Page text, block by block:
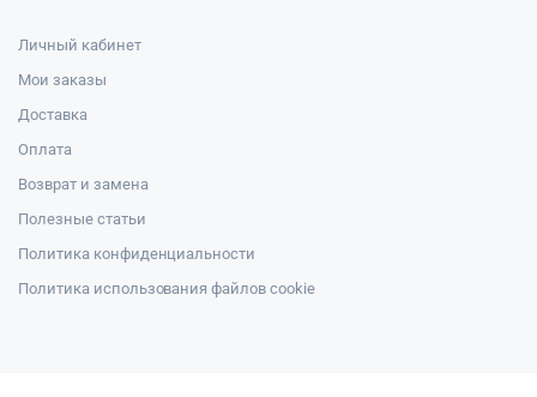
Личный кабинет
Мои заказы
Доставка
Оплата
Возврат и замена
Полезные статьи
Политика конфиденциальности
Политика использования файлов cookie